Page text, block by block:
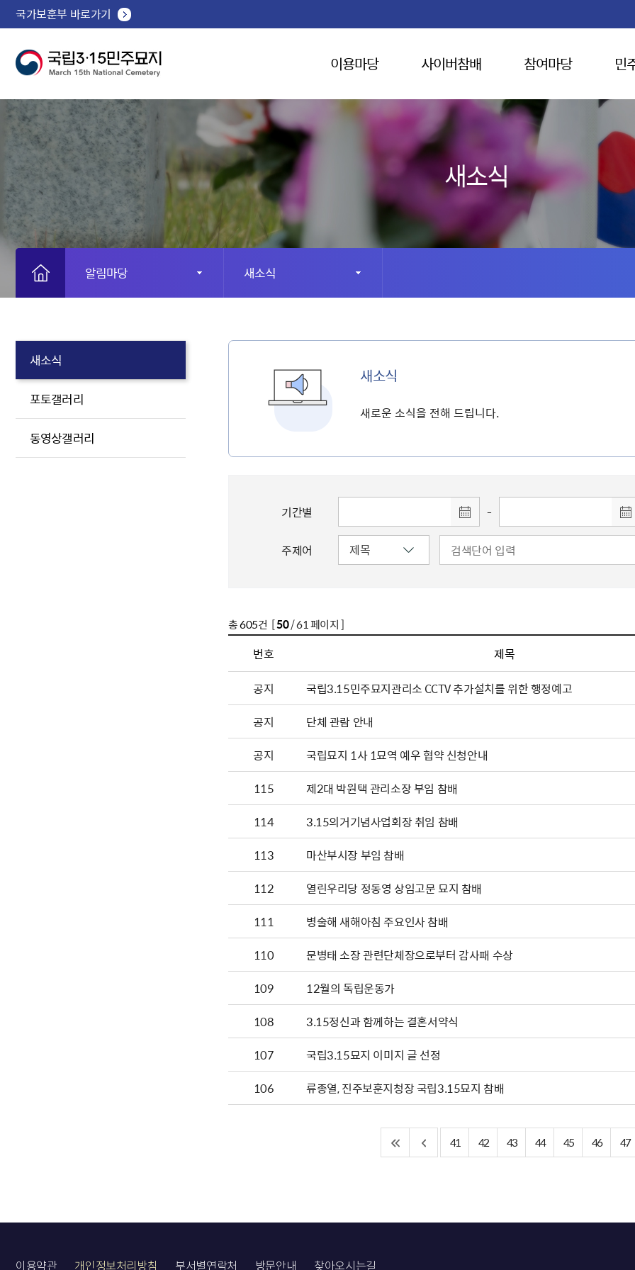
국가보훈부 바로가기
이용마당 사이버참배 참여마당 민
새소식
알림마당 새소식
새소식
포토갤러리
동영상갤러리
새소식
새로운 소식을 전해 드립니다.
기간별 -
주제어
총605건 [50/ 61 페이지 ]
번호 제목
공지
국립3.15민주묘지관리소 CCTV 추가설치를 위한 행정예고
공지
단체 관람 안내
공지
국립묘지 1사 1묘역 예우 협약 신청안내
115
제2대 박원택 관리소장 부임 참배
114
3.15의거기념사업회장 취임 참배
113
마산부시장 부임 참배
112
열린우리당 정동영 상임고문 묘지 참배
111
병술해 새해아침 주요인사 참배
110
문병태 소장 관련단체장으로부터 감사패 수상
109
12월의 독립운동가
108
3.15정신과 함께하는 결혼서약식
107
국립3.15묘지 이미지 글 선정
106
류종열, 진주보훈지청장 국립3.15묘지 참배
41 42 43 44 45 46 47
이용약관 개인정보처리방침 부서별연락처 방문안내 찾아오시는길